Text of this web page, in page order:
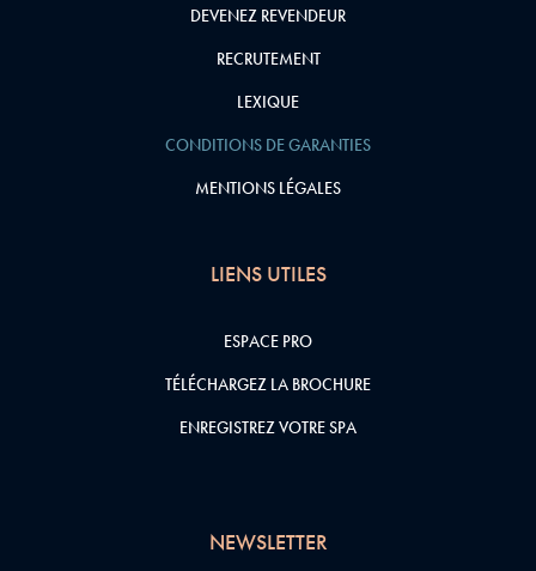
DEVENEZ REVENDEUR
RECRUTEMENT
LEXIQUE
CONDITIONS DE GARANTIES
MENTIONS LÉGALES
LIENS UTILES
ESPACE PRO
TÉLÉCHARGEZ LA BROCHURE
ENREGISTREZ VOTRE SPA
NEWSLETTER